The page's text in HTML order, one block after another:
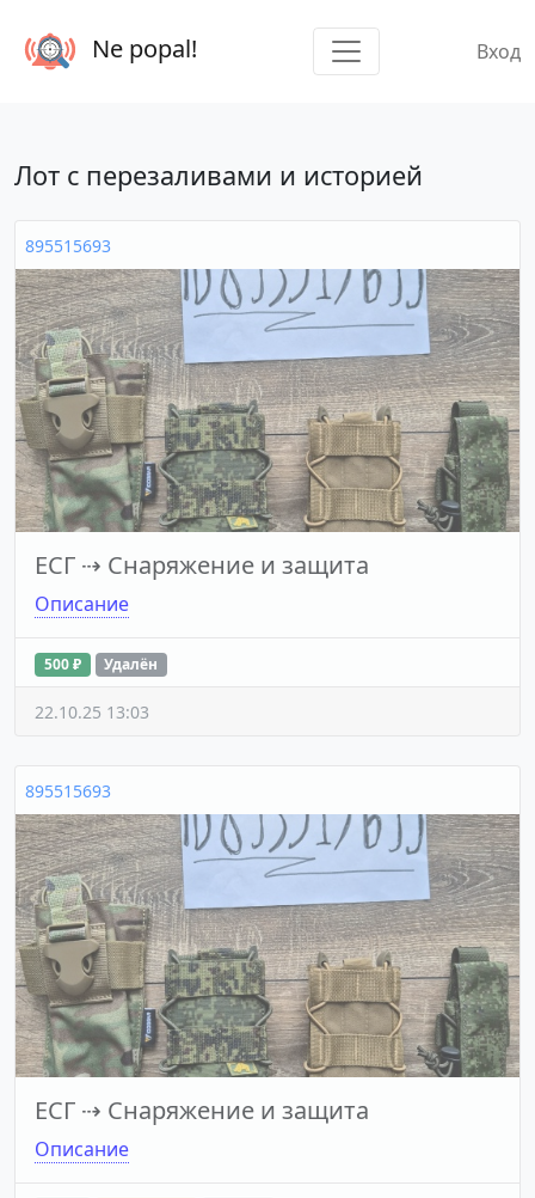
Ne popal! Вход
Лот с перезаливами и историей
895515693
ЕСГ ⇢ Снаряжение и защита
Описание
500 ₽ Удалён
22.10.25 13:03
895515693
ЕСГ ⇢ Снаряжение и защита
Описание